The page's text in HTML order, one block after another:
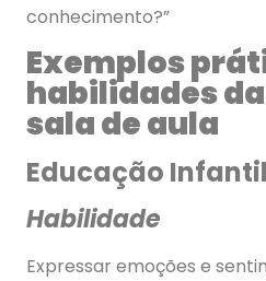
conhecimento?”
Exemplos
habilidades da
sala de aula
Educação Infantil
Habilidade
Expressar emoções e